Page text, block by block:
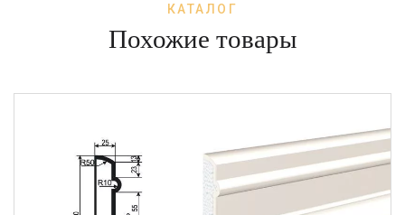
КАТАЛОГ
Похожие товары